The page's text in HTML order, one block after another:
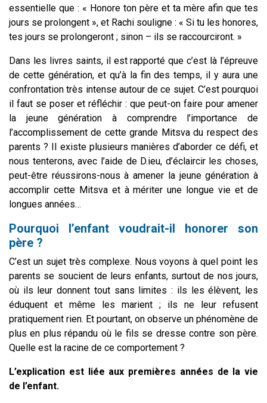
essentielle que : « Honore ton père et ta mère afin que tes
jours se prolongent », et Rachi souligne : « Si tu les honores,
tes jours se prolongeront ; sinon – ils se raccourciront. »
Dans les livres saints, il est rapporté que c’est là l’épreuve
de cette génération, et qu’à la fin des temps, il y aura une
confrontation très intense autour de ce sujet. C’est pourquoi
il faut se poser et réfléchir : que peut-on faire pour amener
la jeune génération à comprendre l’importance de
l’accomplissement de cette grande Mitsva du respect des
parents ? Il existe plusieurs manières d’aborder ce défi, et
nous tenterons, avec l’aide de D.ieu, d’éclaircir les choses,
peut-être réussirons-nous à amener la jeune génération à
accomplir cette Mitsva et à mériter une longue vie et de
longues années…
Pourquoi l’enfant voudrait-il honorer son
père ?
C’est un sujet très complexe. Nous voyons à quel point les
parents se soucient de leurs enfants, surtout de nos jours,
où ils leur donnent tout sans limites : ils les élèvent, les
éduquent et même les marient ; ils ne leur refusent
pratiquement rien. Et pourtant, on observe un phénomène de
plus en plus répandu où le fils se dresse contre son père.
Quelle est la racine de ce comportement ?
L’explication est liée aux premières années de la vie
de l’enfant.